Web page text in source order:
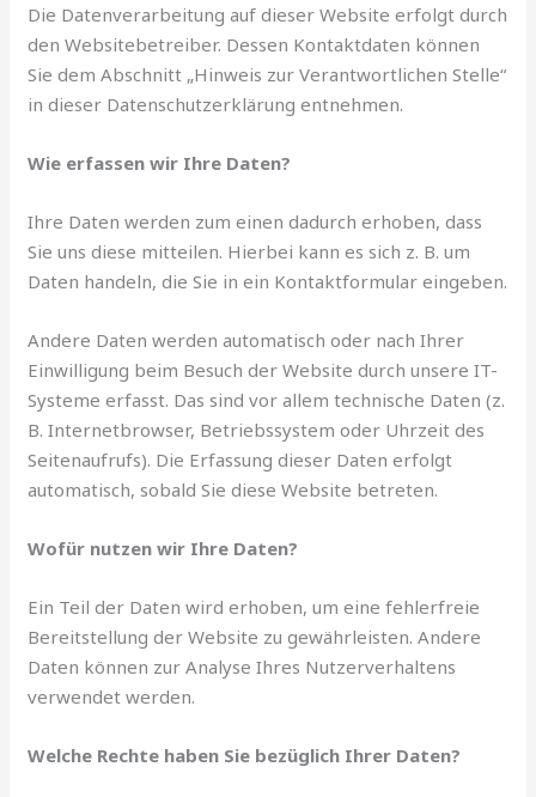
Die Datenverarbeitung auf dieser Website erfolgt durch
den Websitebetreiber. Dessen Kontaktdaten können
Sie dem Abschnitt „Hinweis zur Verantwortlichen Stelle“
in dieser Datenschutzerklärung entnehmen.
Wie erfassen wir Ihre Daten?
Ihre Daten werden zum einen dadurch erhoben, dass
Sie uns diese mitteilen. Hierbei kann es sich z. B. um
Daten handeln, die Sie in ein Kontaktformular eingeben.
Andere Daten werden automatisch oder nach Ihrer
Einwilligung beim Besuch der Website durch unsere IT-
Systeme erfasst. Das sind vor allem technische Daten (z.
B. Internetbrowser, Betriebssystem oder Uhrzeit des
Seitenaufrufs). Die Erfassung dieser Daten erfolgt
automatisch, sobald Sie diese Website betreten.
Wofür nutzen wir Ihre Daten?
Ein Teil der Daten wird erhoben, um eine fehlerfreie
Bereitstellung der Website zu gewährleisten. Andere
Daten können zur Analyse Ihres Nutzerverhaltens
verwendet werden.
Welche Rechte haben Sie bezüglich Ihrer Daten?